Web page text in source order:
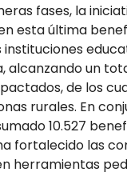
fases, la
esta última
instituciones
alcanzando un
de los
rurales. En
10.527
fortalecido las
herramientas